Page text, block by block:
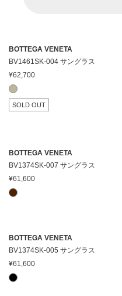
BOTTEGA VENETA
BV1461SK-004 サングラス
¥62,700
SOLD OUT
BOTTEGA VENETA
BV1374SK-007 サングラス
¥61,600
BOTTEGA VENETA
BV1374SK-005 サングラス
¥61,600